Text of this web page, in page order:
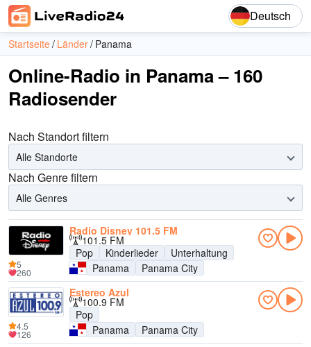
Deutsch
Startseite Länder Panama
Online-Radio in Panama – 160
Radiosender
Nach Standort filtern
Alle Standorte
Nach Genre filtern
Alle Genres
Radio Disney 101.5 FM
101.5 FM
Pop
Kinderlieder
Unterhaltung
Panama
Panama City
5
260
Estereo Azul
100.9 FM
Pop
Panama
Panama City
4.5
126